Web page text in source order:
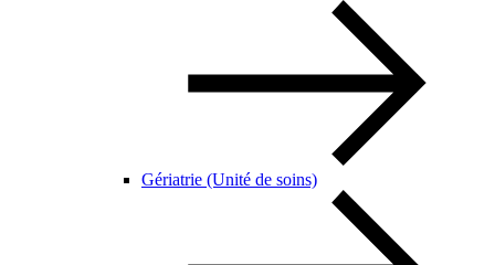
Gériatrie (Unité de soins)